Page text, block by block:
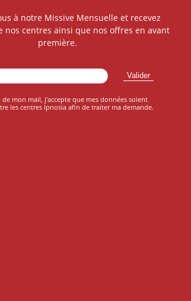
à notre Missive Mensuelle et recevez
nos centres ainsi que nos offres en avant
première.
mon mail, j'accepte que mes données soient
les centres Ipnosia afin de traiter ma demande.